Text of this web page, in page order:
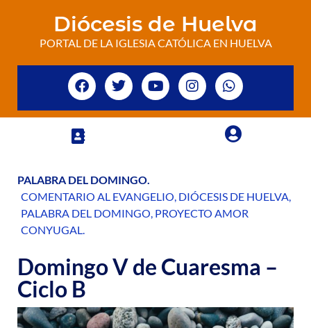
Diócesis de Huelva
PORTAL DE LA IGLESIA CATÓLICA EN HUELVA
PALABRA DEL DOMINGO.
COMENTARIO AL EVANGELIO, DIÓCESIS DE HUELVA,
PALABRA DEL DOMINGO, PROYECTO AMOR
CONYUGAL.
Domingo V de Cuaresma –
Ciclo B